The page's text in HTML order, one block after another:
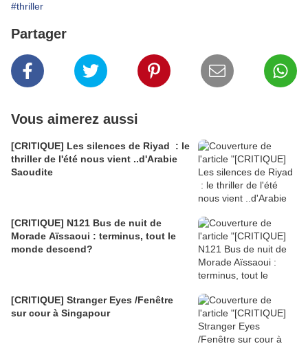
#thriller
Partager
Vous aimerez aussi
[CRITIQUE] Les silences de Riyad : le
thriller de l'été nous vient ..d'Arabie
Saoudite
[CRITIQUE] N121 Bus de nuit de
Morade Aïssaoui : terminus, tout le
monde descend?
[CRITIQUE] Stranger Eyes /Fenêtre
sur cour à Singapour